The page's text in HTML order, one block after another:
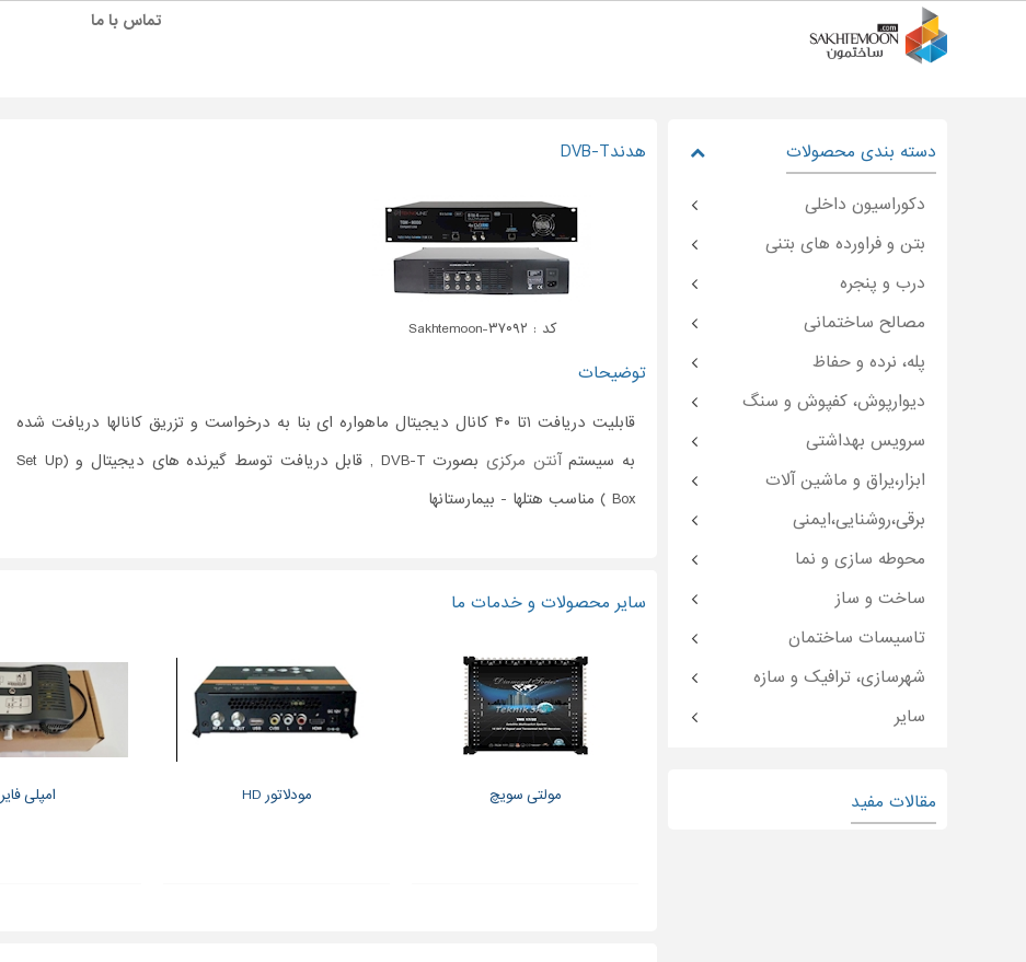
تماس با ما
هدندDVB-T
کد : Sakhtemoon-۳۷۰۹۲
توضیحات
قابلیت دریافت ۱تا ۴۰ کانال دیجیتال ماهواره ای بنا به درخواست و تزریق کانالها دریافت شده
به سیستمآنتن مرکزی
بصورت DVB-T , قابل دریافت توسط گیرنده های دیجیتال و (Set Up
Box ) مناسب هتلها - بیمارستانها
سایر محصولات و خدمات ما
مولتی سویچ مودلاتور HD امپلی فایر
دسته بندی محصولات
دکوراسیون داخلی
بتن و فراورده های بتنی
درب و پنجره
مصالح ساختمانی
پله، نرده و حفاظ
دیوارپوش، کفپوش و سنگ
سرویس بهداشتی
ابزار،یراق و ماشین آلات
برقی،روشنایی،ایمنی
محوطه سازی و نما
ساخت و ساز
تاسیسات ساختمان
شهرسازی، ترافیک و سازه
سایر
مقالات مفید